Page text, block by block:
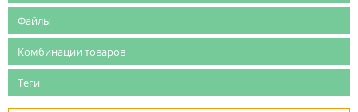
Файлы
Комбинации товаров
Теги